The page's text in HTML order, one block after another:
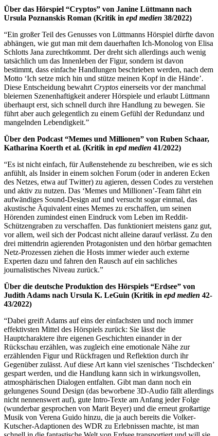
Über das Hörspiel “Cryptos” von Janine Lüttmann nach
Ursula Poznanskis Roman (Kritik in epd medien 38/2022)
“Ein großer Teil des Genusses von Lüttmanns Hörspiel dürfte davon
abhängen, wie gut man mit dem dauerhaften Ich-Monolog von Elisa
Schlotts Jana zurechtkommt. Der dreht sich allerdings auch wenig
tatsächlich um das Innenleben der Figur, sondern ist davon
bestimmt, dass einfache Handlungen beschrieben werden, nach dem
Motto ‘Ich setze mich hin und stütze meinen Kopf in die Hände’.
Diese Entscheidung bewahrt Cryptos einerseits vor der manchmal
bleiernen Szenenhaftigkeit anderer Hörspiele und erlaubt Lüttmann
überhaupt erst, sich schnell durch ihre Handlung zu bewegen. Sie
führt aber auch gelegentlich zu einem Gefühl der Redundanz und
mangelnden Lebendigkeit.”
Über den Podcast “Memes und Millionen” von Ruben Schaar,
Katharina Koerth et al. (Kritik in epd medien 41/2022)
“Es ist nicht einfach, für Außenstehende zu beschreiben, wie es sich
anfühlt, als Insider in einem solchen Forum (oder in anderen Ecken
des Netzes, etwa auf Twitter) zu agieren, dessen Codes zu verstehen
und aktiv zu nutzen. Das ‘Memes und Millionen’-Team fährt ein
aufwändiges Sound-Design auf und versucht sogar einmal, das
akustische Äquivalent eines Memes zu erschaffen, um seinen
Hörenden zumindest einen Eindruck vom Leben im Reddit-
Schützengraben zu verschaffen. Das funktioniert meistens ganz gut,
vor allem, weil sich der Podcast nicht alleine darauf verlässt. Zu den
drei mittendrin agierenden Protagonisten und den hörbar gemachten
Netz-Prozessen ziehen die Hosts immer wieder auch externe
Experten dazu und fahren den Rausch auf ein sachliches
journalistisches Niveau zurück.”
Über die deutsche Produktion des Hörspiels “Erdsee” von
Judith Adams nach Ursula K. LeGuin (Kritik in epd medien 42-
43/2022)
“Dabei greift Adams auf eins der einfachsten und noch immer
effektivsten Mittel des Hörspiels zurück: Sie lässt die
Hauptcharaktere ihre eigenen Geschichten einander in der
Rückschau erzählen, was zugleich eine emotionale Nähe zur
erzählenden Figur und Rückfragen und Reflektion durch ihr
Gegenüber zulässt. Auf diese Art kann viel szenisches ‘Tischdecken’
gespart werden, und die Handlung kann sich in wirkungsvollen,
atmosphärischen Dialogen entfalten. Gibt man dann noch ein
gelungenes Sound Design (das beworbene 3D-Audio fällt allerdings
nicht nennenswert auf), gute Intro-Texte am Anfang jeder Folge
(wunderbar gesprochen von Marit Beyer) und die erneut großartige
Musik von Verena Guido hinzu, die ja auch bereits die Volker-
Kutscher-Adaptionen des WDR zu Erlebnissen machte, ist man